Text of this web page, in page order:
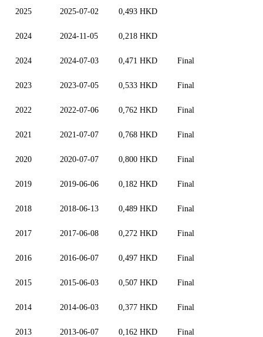
2025 2025-07-02 0,493 HKD
2024 2024-11-05 0,218 HKD
2024 2024-07-03 0,471 HKD Final
2023 2023-07-05 0,533 HKD Final
2022 2022-07-06 0,762 HKD Final
2021 2021-07-07 0,768 HKD Final
2020 2020-07-07 0,800 HKD Final
2019 2019-06-06 0,182 HKD Final
2018 2018-06-13 0,489 HKD Final
2017 2017-06-08 0,272 HKD Final
2016 2016-06-07 0,497 HKD Final
2015 2015-06-03 0,507 HKD Final
2014 2014-06-03 0,377 HKD Final
2013 2013-06-07 0,162 HKD Final